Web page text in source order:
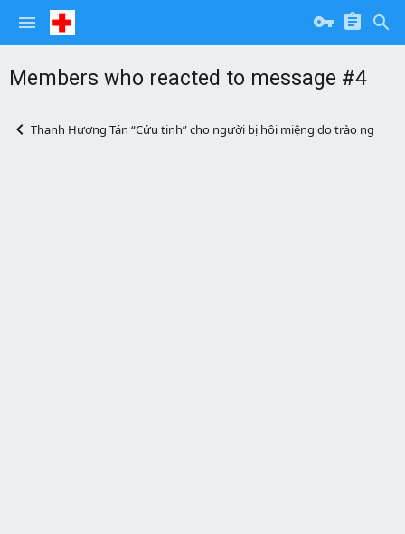
Members who reacted to message #4
Thanh Hương Tán “Cứu tinh” cho người bị hôi miệng do trào ngược